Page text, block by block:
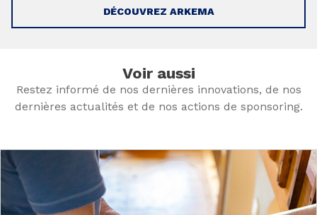
DÉCOUVREZ ARKEMA
Voir aussi
Restez informé de nos dernières innovations, de nos
dernières actualités et de nos actions de sponsoring.